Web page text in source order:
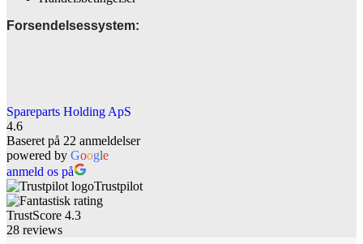
Forsendelsessystem:
Spareparts Holding ApS
4.6
Baseret på 22 anmeldelser
powered by Google
anmeld os på
Trustpilot
TrustScore 4.3
28 reviews